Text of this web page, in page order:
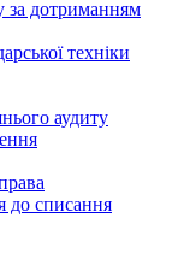
за дотриманням
техніки
аудиту
до списання